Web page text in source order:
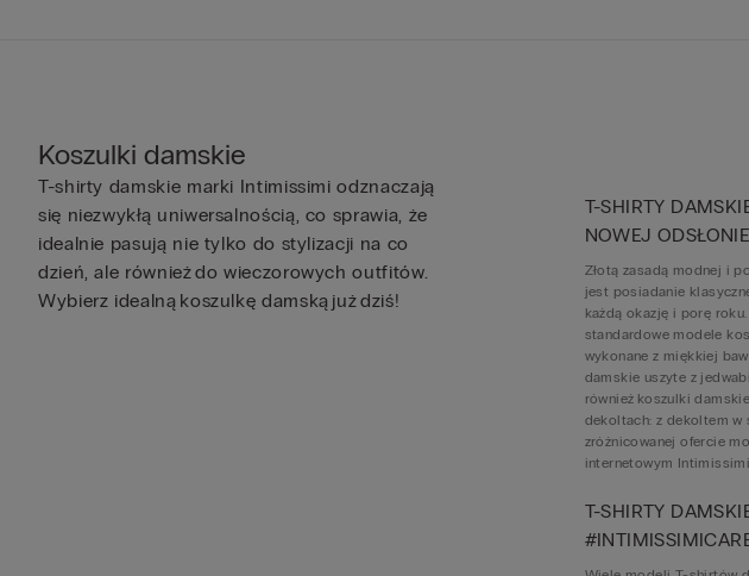
Koszulki damskie
T-shirty damskie marki Intimissimi odznaczają
się niezwykłą uniwersalnością, co sprawia, że
idealnie pasują nie tylko do stylizacji na co
dzień, ale również do wieczorowych outfitów.
Wybierz idealną koszulkę damską już dziś!
T-SHIRTY
NOWEJ ODSŁONIE
Złotą zasadą modnej i
jest posiadanie
każdą okazję i porę
standardowe modele
wykonane z miękkiej
damskie uszyte z
również koszulki
dekoltach: z dekoltem w
zróżnicowanej ofercie
internetowym
T-SHIRTY